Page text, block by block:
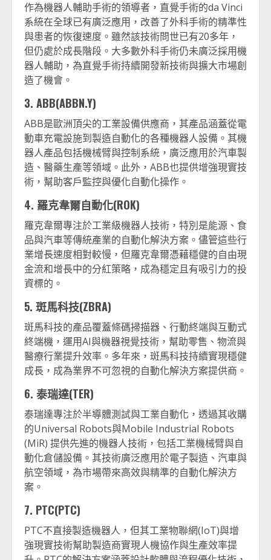
作為機器人輔助手術的領導者，直覺手術的da Vinci
系統在全球已有廣泛應用，改善了外科手術的精準性
與患者的恢復速度。雖然該技術問世已有20多年，
但仍處於成長階段。大多數外科手術仍未廣泛採用機
器人輔助，為直覺手術持續開發新技術與擴大市場創
造了機會。
3. ABB(ABBN.Y)
ABB是歐洲頂尖的工業設備供應商，其產品涵蓋從電
動車充電設施到製造自動化的各種機器人設備。其機
器人產品包括機械臂與控制系統，廣泛應用於汽車製
造、醫藥生產等領域。此外，ABB也提供增強現實技
術，幫助客戶監控與優化自動化操作。
4. 羅克韋爾自動化(ROK)
羅克韋爾專注於工業級機器人技術，特別是能源、食
品與汽車等傳統產業的自動化解決方案。儘管這些行
業增長速度相對較慢，但羅克韋爾憑藉穩健的自由現
金流和增長中的分紅策略，成為穩定且有吸引力的投
資標的。
5. 斑馬科技(ZBRA)
斑馬科技的產品覆蓋條碼掃描器、行動終端與互動式
終端機，運用AI與機器視覺技術，幫助零售、物流與
醫療行業提升效率。多年來，斑馬科技持續實現穩健
成長，成為業界不可忽視的自動化解決方案提供商。
6. 泰瑞達(TER)
泰瑞達專注於半導體測試與工業自動化，透過其收購
的Universal Robots與Mobile Industrial Robots
(MiR) 提供先進的機器人技術，包括工業機械臂與自
動化倉儲設備。其技術廣泛應用於電子製造、汽車與
航空領域，為市場帶來高效與精準的自動化解決方
案。
7. PTC(PTC)
PTC不直接製造機器人，但其工業物聯網(IoT)與增
強現實技術幫助製造商實現人機協作與生產效率提